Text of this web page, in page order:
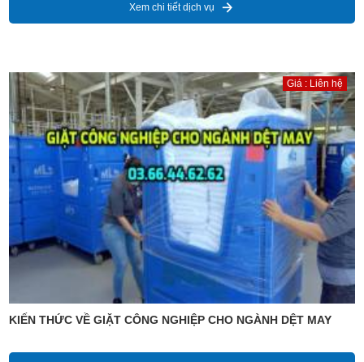
Xem chi tiết dịch vụ
Giá : Liên hệ
KIẾN THỨC VỀ GIẶT CÔNG NGHIỆP CHO NGÀNH DỆT MAY